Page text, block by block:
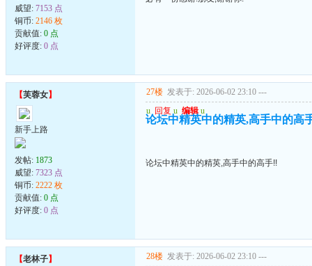
威望: 7153 点
铜币: 2146 枚
贡献值: 0 点
好评度: 0 点
【芙蓉女】
新手上路
发帖: 1873
威望: 7323 点
铜币: 2222 枚
贡献值: 0 点
好评度: 0 点
27楼 发表于: 2026-06-02 23:10 ---
u 回复 u 编辑 u
论坛中精英中的精英,高手中的高
论坛中精英中的精英,高手中的高手!!
【老林子】 28楼 发表于: 2026-06-02 23:10 ---